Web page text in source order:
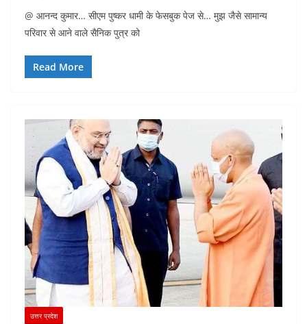
@ आनन्द कुमार… सीएम पुष्कर धामी के फेसबुक पेज से… मुझ जैसे सामान्य
परिवार से आने वाले सैनिक पुत्र को
Read More
उत्तर प्रदेश